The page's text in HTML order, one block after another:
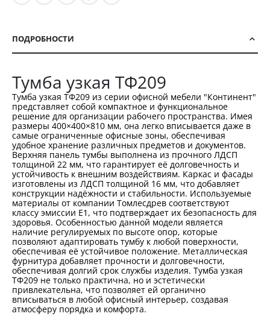
ПОДРОБНОСТИ
Тумба узкая ТФ209
Тумба узкая ТФ209 из серии офисной мебели "Континент"
представляет собой компактное и функциональное
решение для организации рабочего пространства. Имея
размеры 400×400×810 мм, она легко вписывается даже в
самые ограниченные офисные зоны, обеспечивая
удобное хранение различных предметов и документов.
Верхняя панель тумбы выполнена из прочного ЛДСП
толщиной 22 мм, что гарантирует её долговечность и
устойчивость к внешним воздействиям. Каркас и фасады
изготовлены из ЛДСП толщиной 16 мм, что добавляет
конструкции надёжности и стабильности. Используемые
материалы от компании Томлесдрев соответствуют
классу эмиссии Е1, что подтверждает их безопасность для
здоровья. Особенностью данной модели является
наличие регулируемых по высоте опор, которые
позволяют адаптировать тумбу к любой поверхности,
обеспечивая её устойчивое положение. Металлическая
фурнитура добавляет прочности и долговечности,
обеспечивая долгий срок службы изделия. Тумба узкая
ТФ209 не только практична, но и эстетически
привлекательна, что позволяет ей органично
вписываться в любой офисный интерьер, создавая
атмосферу порядка и комфорта.